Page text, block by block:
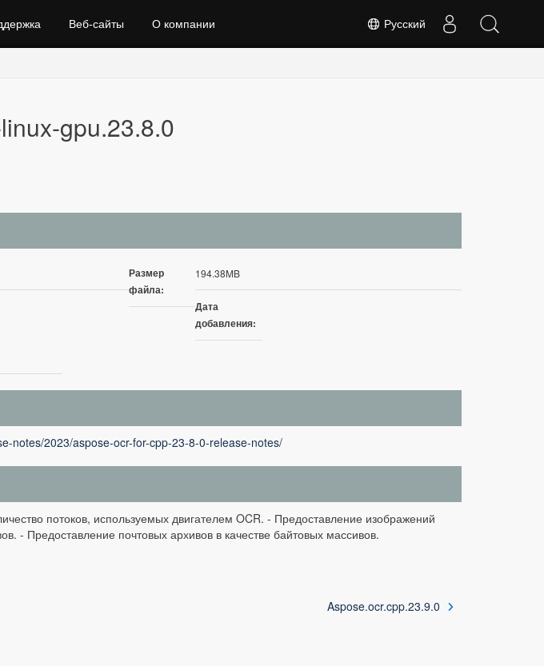
Русский
Веб‑сайты О компании
gpu.23.8.0
Размер
файла:
194.38MB
Дата
добавления:
notes/2023/aspose-ocr-for-cpp-23-8-0-release-notes/
потоков, используемых двигателем OCR. - Предоставление изображений
- Предоставление почтовых архивов в качестве байтовых массивов.
Aspose.ocr.cpp.23.9.0